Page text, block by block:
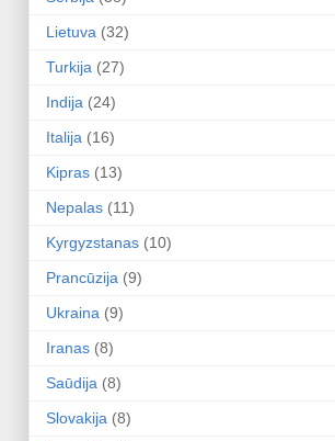
Lietuva (32)
Turkija (27)
Indija (24)
Italija (16)
Kipras (13)
Nepalas (11)
Kyrgyzstanas (10)
Prancūzija (9)
Ukraina (9)
Iranas (8)
Saūdija (8)
Slovakija (8)